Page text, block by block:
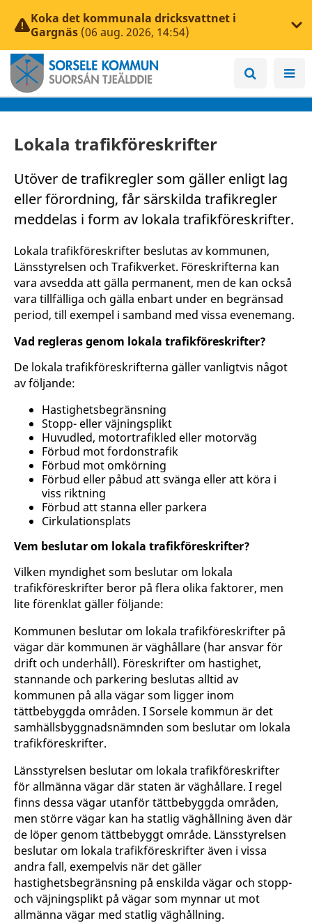
Koka det kommunala dricksvattnet i
Gargnäs (06 aug. 2026, 14:54)
Lokala trafikföreskrifter
Utöver de trafikregler som gäller enligt lag
eller förordning, får särskilda trafikregler
meddelas i form av lokala trafikföreskrifter.
Lokala trafikföreskrifter beslutas av kommunen,
Länsstyrelsen och Trafikverket. Föreskrifterna kan
vara avsedda att gälla permanent, men de kan också
vara tillfälliga och gälla enbart under en begränsad
period, till exempel i samband med vissa evenemang.
Vad regleras genom lokala trafikföreskrifter?
De lokala trafikföreskrifterna gäller vanligtvis något
av följande:
Hastighetsbegränsning
Stopp- eller väjningsplikt
Huvudled, motortrafikled eller motorväg
Förbud mot fordonstrafik
Förbud mot omkörning
Förbud eller påbud att svänga eller att köra i
viss riktning
Förbud att stanna eller parkera
Cirkulationsplats
Vem beslutar om lokala trafikföreskrifter?
Vilken myndighet som beslutar om lokala
trafikföreskrifter beror på flera olika faktorer, men
lite förenklat gäller följande:
Kommunen beslutar om lokala trafikföreskrifter på
vägar där kommunen är väghållare (har ansvar för
drift och underhåll). Föreskrifter om hastighet,
stannande och parkering beslutas alltid av
kommunen på alla vägar som ligger inom
tättbebyggda områden. I Sorsele kommun är det
samhällsbyggnadsnämnden som beslutar om lokala
trafikföreskrifter.
Länsstyrelsen beslutar om lokala trafikföreskrifter
för allmänna vägar där staten är väghållare. I regel
finns dessa vägar utanför tättbebyggda områden,
men större vägar kan ha statlig väghållning även där
de löper genom tättbebyggt område. Länsstyrelsen
beslutar om lokala trafikföreskrifter även i vissa
andra fall, exempelvis när det gäller
hastighetsbegränsning på enskilda vägar och stopp-
och väjningsplikt på vägar som mynnar ut mot
allmänna vägar med statlig väghållning.